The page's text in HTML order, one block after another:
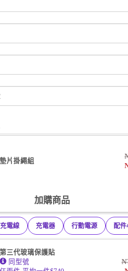
墊片掛繩組
掛繩
/ undefined
加購商品
充電線 充電器 行動電源 配件
三代玻璃保護貼
同型號